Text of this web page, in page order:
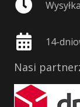
14-
Nasi